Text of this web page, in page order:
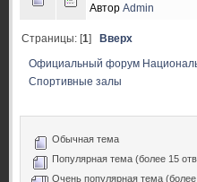
Автор Admin
Страницы: [1]Вверх
Официальный форум
Спортивные залы
Обычная тема
Популярная тема (более 15
Очень популярная тема (более